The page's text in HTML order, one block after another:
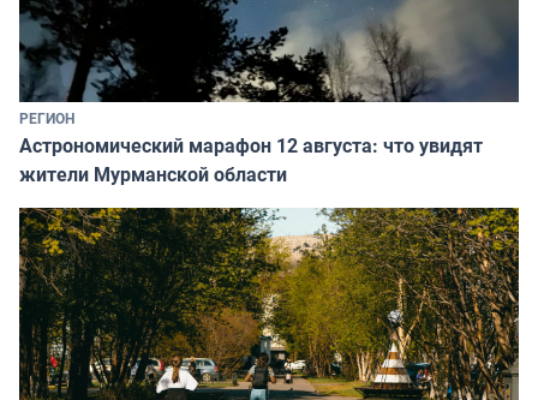
РЕГИОН
Астрономический марафон 12 августа: что увидят
жители Мурманской области